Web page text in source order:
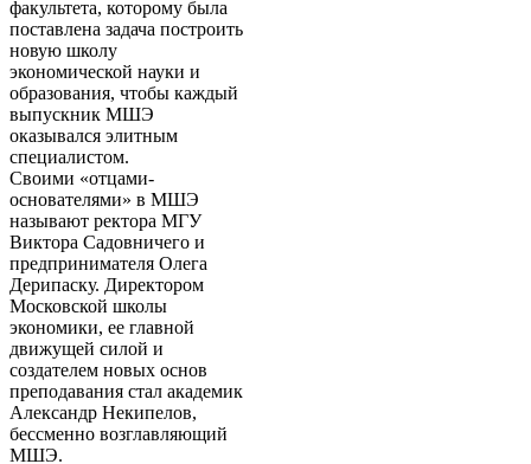
факультета, которому была
поставлена задача построить
новую школу
экономической науки и
образования, чтобы каждый
выпускник МШЭ
оказывался элитным
специалистом.
Своими «отцами-
основателями» в МШЭ
называют ректора МГУ
Виктора Садовничего и
предпринимателя Олега
Дерипаску. Директором
Московской школы
экономики, ее главной
движущей силой и
создателем новых основ
преподавания стал академик
Александр Некипелов,
бессменно возглавляющий
МШЭ.